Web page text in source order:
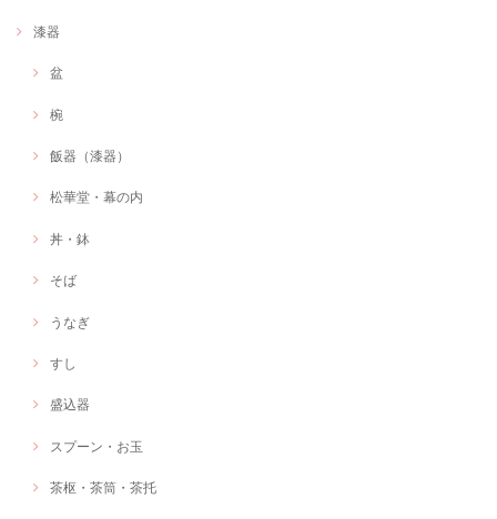
漆器
盆
椀
飯器（漆器）
松華堂・幕の内
丼・鉢
そば
うなぎ
すし
盛込器
スプーン・お玉
茶枢・茶筒・茶托